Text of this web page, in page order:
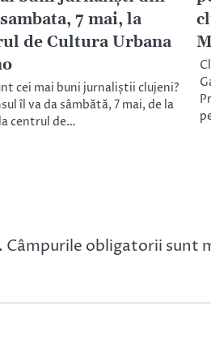
7 mai, la
de Cultura Urbana
cei mai buni jurnaliștii clujeni?
îl va da sâmbătă, 7 mai, de la
centrul de…
Câmpurile obligatorii sunt